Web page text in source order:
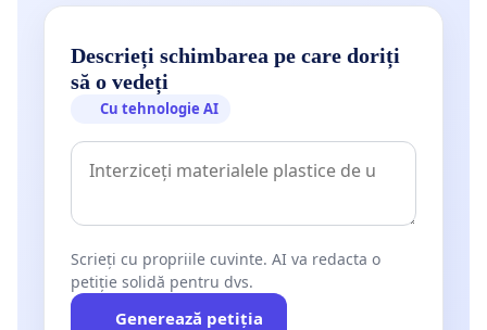
Descrieți schimbarea pe care doriți
să o vedeți
Cu tehnologie AI
Scrieți cu propriile cuvinte. AI va redacta o
petiție solidă pentru dvs.
Generează petiția